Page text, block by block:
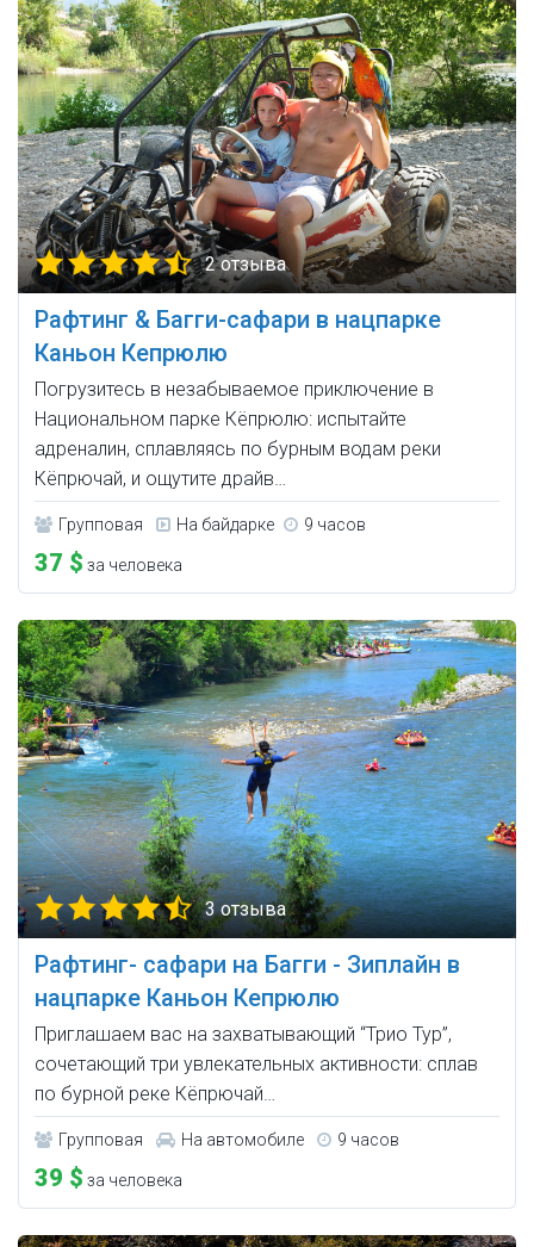
2 отзыва
Рафтинг & Багги-сафари в нацпарке
Каньон Кепрюлю
Погрузитесь в незабываемое приключение в
Национальном парке Кёпрюлю: испытайте
адреналин, сплавляясь по бурным водам реки
Кёпрючай, и ощутите драйв…
Групповая На байдарке 9 часов
37 $ за человека
3 отзыва
Рафтинг- сафари на Багги - Зиплайн в
нацпарке Каньон Кепрюлю
Приглашаем вас на захватывающий “Трио Тур”,
сочетающий три увлекательных активности: сплав
по бурной реке Кёпрючай…
Групповая На автомобиле 9 часов
39 $ за человека